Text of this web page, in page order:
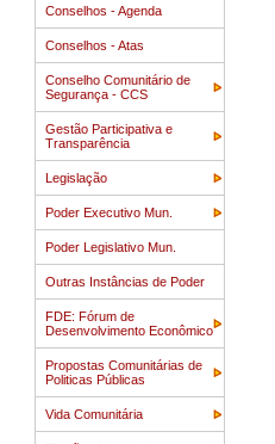
Conselhos - Agenda
Conselhos - Atas
Conselho Comunitário de
Segurança - CCS
Gestão Participativa e
Transparência
Legislação
Poder Executivo Mun.
Poder Legislativo Mun.
Outras Instâncias de Poder
FDE: Fórum de
Desenvolvimento Econômico
Propostas Comunitárias de
Politicas Públicas
Vida Comunitária